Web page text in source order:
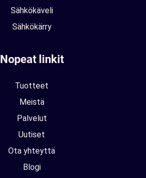
Sähkökäveli
Sähkökärry
Nopeat linkit
Tuotteet
Meistä
Palvelut
Uutiset
Ota yhteyttä
Blogi